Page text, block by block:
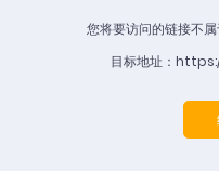
您将要访问的链接不属
目标地址：